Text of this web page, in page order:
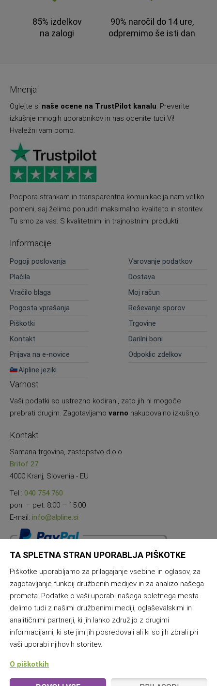
85% izdelkov
na zalogi
90% naročil do 14 ure,
odpremimo še isti dan
Mnenja
Oglejte si naše ocene na TrustPilot kanalu. Preverite
izkušnje mnogih uporabnikov in nas ocenite tudi Vi!
Hvaležni vam bomo.
Podpora strankam in transparentna komunikacija nam veliko
pomeni, saj želimo ponuditi maksimalno kvaliteto in storitev.
Tu smo za vas. S kvalitetnimi in trajnostnimi produkti.
Informacije
Pogoji poslovanja
Varovanje podatkov
Plačila
Dostava
Vračilo blaga
Moj račun
Pogosta vprašanja
Reševanje sporov
Piškotki
Trgovine
Kontakt
Darilni boni
Prijava na e-novice
Odpoklic zdelkov
Alpline jeziki
Varnost
Vaši podatki so ustrezno kodirani, zato jih ni mogoče
prebrati drugim. Zagotavljamo varno nakupovalno izkušnjo.
Kontakt
Samana trgovina, zastopstvo d.o.o.
Britof 27
4000 Kranj, Slovenia - EU
Tel.: 040 754 760
pon. – pet. 8:00 – 15:00
E-mail: info@alpline.si
TA SPLETNA STRAN UPORABLJA PIŠKOTKE
Piškotke uporabljamo za prilagajanje vsebine in oglasov, za
zagotavljanje funkcij družbenih medijev in za analizo našega
prometa. Podatke o vaši uporabi našega spletnega mesta
delimo tudi z našimi družbenimi mediji, oglaševalskimi in
analitičnimi partnerji, ki jih lahko združijo z drugimi
informacijami, ki ste jim jih posredovali ali ki so jih zbrali pri
vaši uporabi njihovih storitev.
O piškotkih